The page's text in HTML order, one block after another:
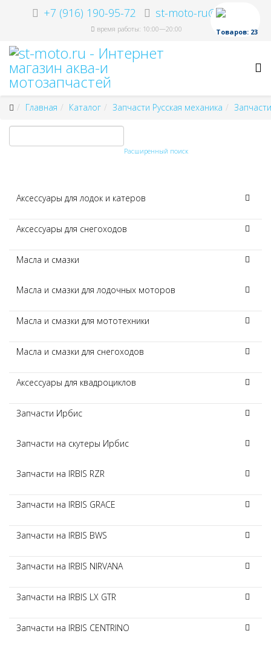
+7 (916) 190-95-72 st-moto-ru@ya.ru
время работы: 10:00—20:00 Товаров: 23
Главная Каталог Запчасти Русская механика
Расширенный поиск
Аксессуары для лодок и катеров
Аксессуары для снегоходов
Масла и смазки
Масла и смазки для лодочных моторов
Масла и смазки для мототехники
Масла и смазки для снегоходов
Аксессуары для квадроциклов
Запчасти Ирбис
Запчасти на скутеры Ирбис
Запчасти на IRBIS RZR
Запчасти на IRBIS GRACE
Запчасти на IRBIS BWS
Запчасти на IRBIS NIRVANA
Запчасти на IRBIS LX GTR
Запчасти на IRBIS CENTRINO